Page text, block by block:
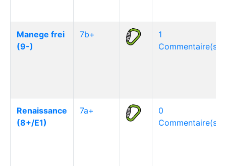
Manege frei
(9-)
7b+
1
Commentaire(s)
Renaissance
(8+/E1)
7a+
0
Commentaire(s)